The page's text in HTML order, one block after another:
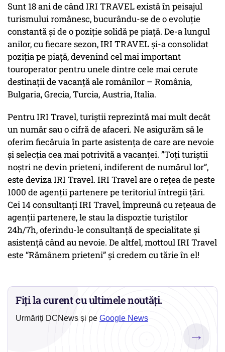
Sunt 18 ani de când IRI TRAVEL există în peisajul
turismului românesc, bucurându-se de o evoluție
constantă și de o poziție solidă pe piață. De-a lungul
anilor, cu fiecare sezon, IRI TRAVEL și-a consolidat
poziția pe piață, devenind cel mai important
touroperator pentru unele dintre cele mai cerute
destinații de vacanță ale românilor – România,
Bulgaria, Grecia, Turcia, Austria, Italia.
Pentru IRI Travel, turiștii reprezintă mai mult decât
un număr sau o cifră de afaceri. Ne asigurăm să le
oferim fiecăruia în parte asistența de care are nevoie
și selecția cea mai potrivită a vacanței. ”Toți turiștii
noștri ne devin prieteni, indiferent de numărul lor”,
este deviza IRI Travel. IRI Travel are o rețea de peste
1000 de agenții partenere pe teritoriul întregii țări.
Cei 14 consultanți IRI Travel, împreună cu rețeaua de
agenții partenere, le stau la dispoztie turiștilor
24h/7h, oferindu-le consultanță de specialitate și
asistență când au nevoie. De altfel, mottoul IRI Travel
este “Rămânem prieteni” și credem cu tărie în el!
Fiți la curent cu ultimele noutăți.
Urmăriți DCNews și pe Google News
→